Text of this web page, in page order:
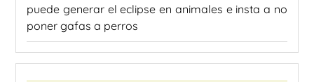
puede generar el eclipse en animales e insta a no
poner gafas a perros